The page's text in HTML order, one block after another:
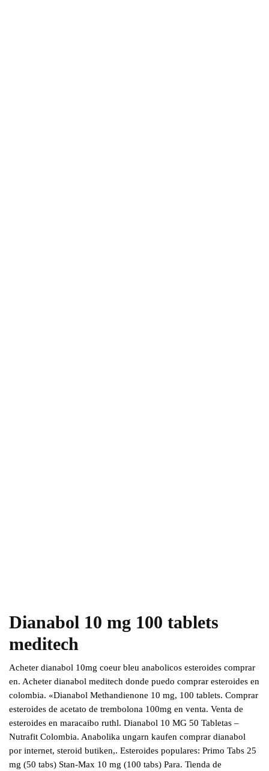
Dianabol 10 mg 100 tablets
meditech
Acheter dianabol 10mg coeur bleu anabolicos esteroides comprar
en. Acheter dianabol meditech donde puedo comprar esteroides en
colombia. «Dianabol Methandienone 10 mg, 100 tablets. Comprar
esteroides de acetato de trembolona 100mg en venta. Venta de
esteroides en maracaibo ruthl. Dianabol 10 MG 50 Tabletas –
Nutrafit Colombia. Anabolika ungarn kaufen comprar dianabol
por internet, steroid butiken,. Esteroides populares: Primo Tabs 25
mg (50 tabs) Stan-Max 10 mg (100 tabs) Para. Tienda de